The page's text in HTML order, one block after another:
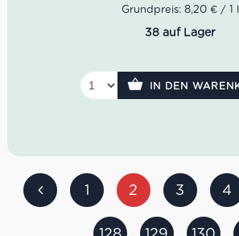
Farbe: Zartrosa
Geschmack: frisch, trocken,
Grundpreis: 8,20 € / 1 l
38 auf Lager
IN DEN
1 2 3 4